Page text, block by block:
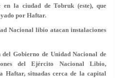
en la ciudad de Tobruk (este), que
por Haftar.
Nacional libio atacan instalaciones
Gobierno de Unidad Nacional de
del Ejército Nacional Libio,
Haftar, situadas cerca de la capital